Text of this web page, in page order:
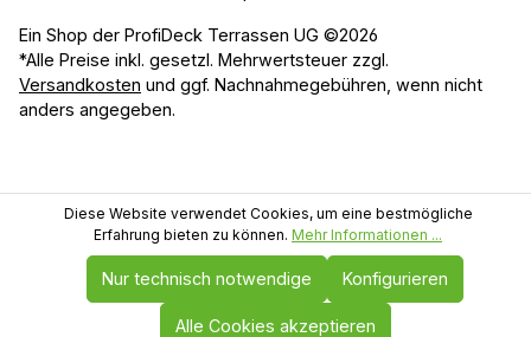
Ein Shop der ProfiDeck Terrassen UG ©2026
*Alle Preise inkl. gesetzl. Mehrwertsteuer zzgl.
Versandkosten und ggf. Nachnahmegebühren, wenn nicht
anders angegeben.
Diese Website verwendet Cookies, um eine bestmögliche
Erfahrung bieten zu können. Mehr Informationen ...
Nur technisch notwendige Konfigurieren
Alle Cookies akzeptieren